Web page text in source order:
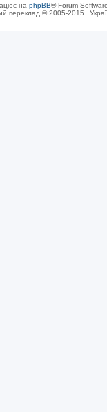
на phpBB® Forum
переклад © 2005-2015